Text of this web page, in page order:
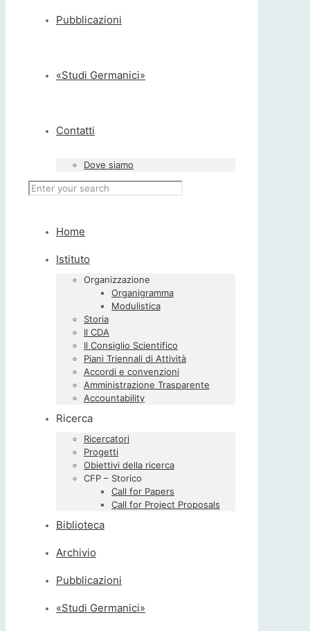
Pubblicazioni
«Studi Germanici»
Contatti
Dove siamo
Home
Istituto
Organizzazione
Organigramma
Modulistica
Storia
Il CDA
Il Consiglio Scientifico
Piani Triennali di Attività
Accordi e convenzioni
Amministrazione Trasparente
Accountability
Ricerca
Ricercatori
Progetti
Obiettivi della ricerca
CFP – Storico
Call for Papers
Call for Project Proposals
Biblioteca
Archivio
Pubblicazioni
«Studi Germanici»